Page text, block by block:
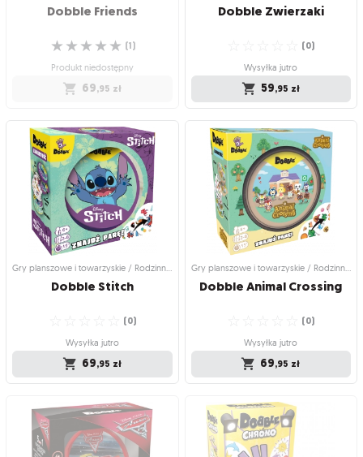
Dobble Friends
☆
☆
☆
☆
☆ (1)
Produkt niedostępny
69,95 zł
Gry planszowe i towarzyskie / Gry
imprezowe i towarzyskie
Dobble Friends
Nowe Dobble, starzy Przyjaciele!
☆
☆
☆
☆
☆ ( )
Produkt niedostępny
69,95 zł
Dobble Zwierzaki
(0)
Wysyłka jutro
59,95 zł
Gry planszowe i towarzyskie /
Rodzinne gry planszowe
Dobble Zwierzaki
Popatrz uważnie i znajdź dwa
identyczne zwierzaki!
☆
☆
☆
☆
☆ (0)
Wysyłka jutro
Gry planszowe i towarzyskie / Rodzinne gry planszowe
DobbleStitch
(0)
Wysyłka jutro
69,95 zł
Rodzinne gry planszowe
Dobble Stitch
Gry planszowe i towarzyskie / Rodzinne gry planszowe
DobbleAnimalCrossing
(0)
Wysyłka jutro
69,95 zł
Rodzinne gry planszowe
Dobble Animal Crossing